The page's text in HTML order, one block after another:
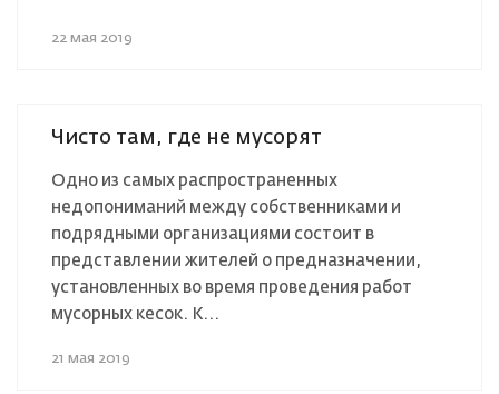
22 мая 2019
Чисто там, где не мусорят
Одно из самых распространенных
недопониманий между собственниками и
подрядными организациями состоит в
представлении жителей о предназначении,
установленных во время проведения работ
мусорных кесок. К...
21 мая 2019